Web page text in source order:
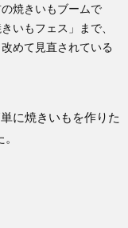
焼きいもブームで
いもフェス」まで、
めて見直されている
に焼きいもを作りた